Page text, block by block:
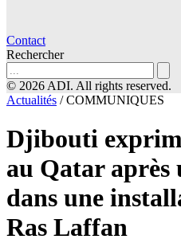
Contact
Rechercher
© 2026 ADI. All rights reserved.
Actualités / COMMUNIQUES
Djibouti
au Qatar après
dans une
Ras Laffan